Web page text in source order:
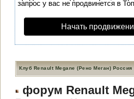
запрос у вас не продвинется в
Начать
Клуб Renault Megane (Рено Меган) Россия
форум Renault